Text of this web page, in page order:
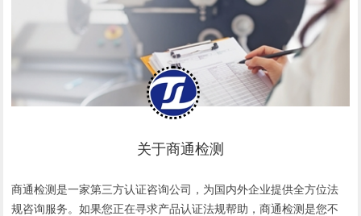
关于商通检测
商通检测是一家第三方认证咨询公司，为国内外企业提供全方位法
规咨询服务。如果您正在寻求产品认证法规帮助，商通检测是您不